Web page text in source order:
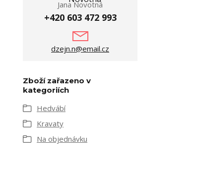
Jana Novotná
+420 603 472 993
dzejn.n@email.cz
Zboží zařazeno v
kategoriích
Hedvábí
Kravaty
Na objednávku